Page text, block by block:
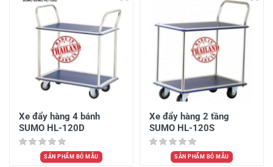
Xe đẩy hàng 4 bánh
SUMO HL-120D
SẢN PHẨM BỎ MẪU
Xe đẩy hàng 2 tầng
SUMO HL-120S
SẢN PHẨM BỎ MẪU